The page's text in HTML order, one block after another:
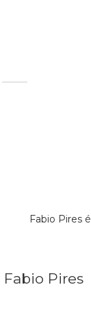
Fabio Pires
Pires